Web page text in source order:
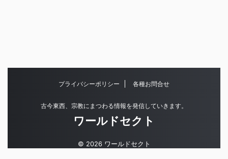
プライバシーポリシー 各種お問合せ
古今東西、宗教にまつわる情報を発信していきます。
ワールドセクト
© 2026 ワールドセクト